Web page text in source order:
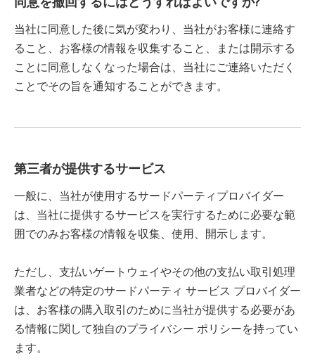
当社に同意した後に気が変わり、当社がお客様に連絡す
ること、お客様の情報を収集すること、または開示する
ことに同意しなくなった場合は、当社にご連絡いただく
ことでその旨を通知することができます。
第三者が提供するサービス
一般に、当社が使用するサードパーティプロバイダー
は、当社に提供するサービスを実行するために必要な範
囲でのみお客様の情報を収集、使用、開示します。
ただし、支払いゲートウェイやその他の支払い取引処理
業者などの特定のサードパーティ サービス プロバイダー
は、お客様の購入取引のために当社が提供する必要があ
る情報に関して独自のプライバシー ポリシーを持ってい
ます。